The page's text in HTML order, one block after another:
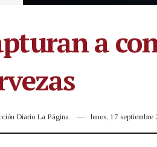
a
Diario La Página lunes, 17